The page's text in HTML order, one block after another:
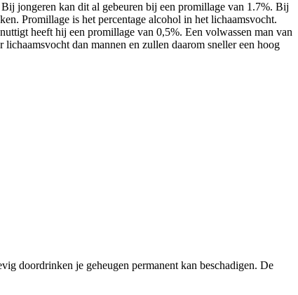
jongeren kan dit al gebeuren bij een promillage van 1.7%. Bij
Promillage is het percentage alcohol in het lichaamsvocht.
heeft hij een promillage van 0,5%. Een volwassen man van
dan mannen en zullen daarom sneller een hoog
doordrinken je geheugen permanent kan beschadigen. De